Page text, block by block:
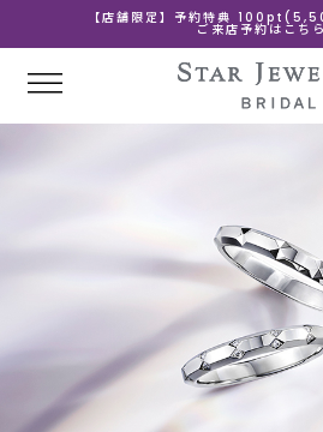
【店舗限定】予約特典
ご来店予約はこち